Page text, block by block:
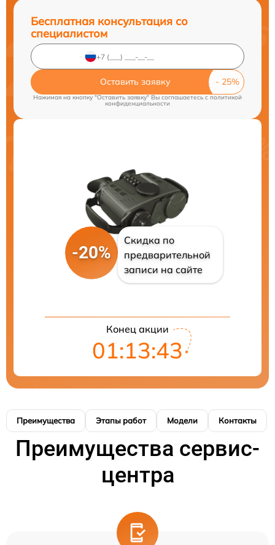
Бесплатная консультация со
специалистом
Оставить заявку
Нажимая на кнопку "Оставить заявку" Вы соглашаетесь cполитикой
конфиденциальности
-20%
Скидка по
предварительной
записи на сайте
Конец акции
01:13:43
Преимущества Этапы работ Модели Контакты
Преимущества сервис-
центра